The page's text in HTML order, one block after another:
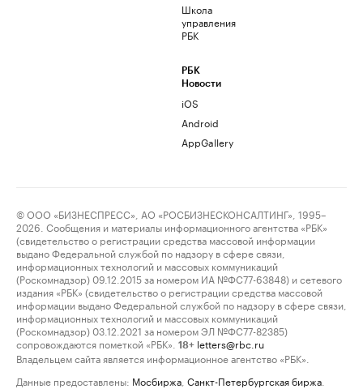
Школа
управления
РБК
РБК
Новости
iOS
Android
AppGallery
© ООО «БИЗНЕСПРЕСС», АО «РОСБИЗНЕСКОНСАЛТИНГ», 1995–
2026. Сообщения и материалы информационного агентства «РБК»
(свидетельство о регистрации средства массовой информации
выдано Федеральной службой по надзору в сфере связи,
информационных технологий и массовых коммуникаций
(Роскомнадзор) 09.12.2015 за номером ИА №ФС77-63848) и сетевого
издания «РБК» (свидетельство о регистрации средства массовой
информации выдано Федеральной службой по надзору в сфере связи,
информационных технологий и массовых коммуникаций
(Роскомнадзор) 03.12.2021 за номером ЭЛ №ФС77-82385)
сопровождаются пометкой «РБК».
18+ letters@rbc.ru
Владельцем сайта является информационное агентство «РБК».
Данные предоставлены: Мосбиржа Санкт-Петербургская биржа